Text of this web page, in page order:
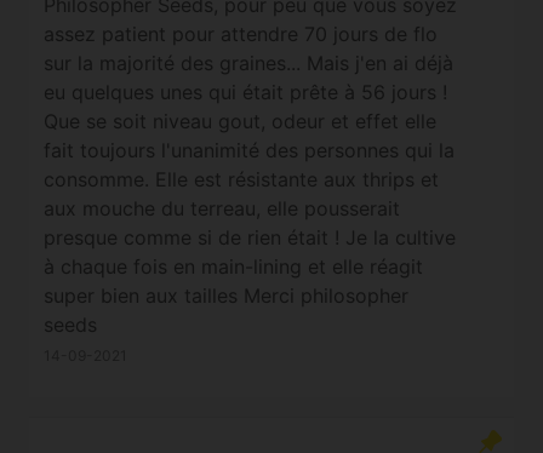
Philosopher Seeds, pour peu que vous soyez
assez patient pour attendre 70 jours de flo
sur la majorité des graines... Mais j'en ai déjà
eu quelques unes qui était prête à 56 jours !
Que se soit niveau gout, odeur et effet elle
fait toujours l'unanimité des personnes qui la
consomme. Elle est résistante aux thrips et
aux mouche du terreau, elle pousserait
presque comme si de rien était ! Je la cultive
à chaque fois en main-lining et elle réagit
super bien aux tailles Merci philosopher
seeds